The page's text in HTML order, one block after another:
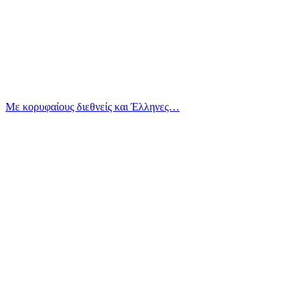
Με κορυφαίους διεθνείς και Έλληνες…